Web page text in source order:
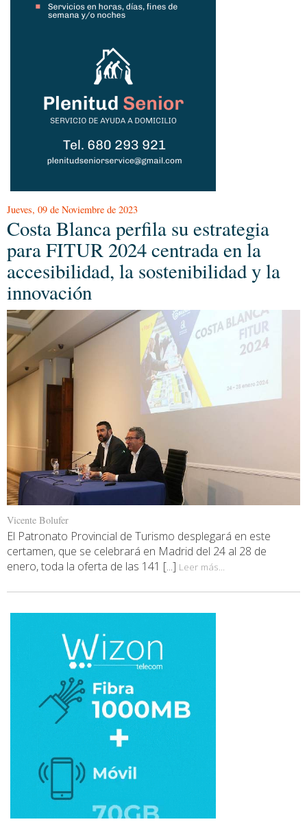
Jueves, 09 de Noviembre de 2023
Costa Blanca perfila su estrategia
para FITUR 2024 centrada en la
accesibilidad, la sostenibilidad y la
innovación
Vicente Bolufer
El Patronato Provincial de Turismo desplegará en este
certamen, que se celebrará en Madrid del 24 al 28 de
enero, toda la oferta de las 141 [...] Leer más...